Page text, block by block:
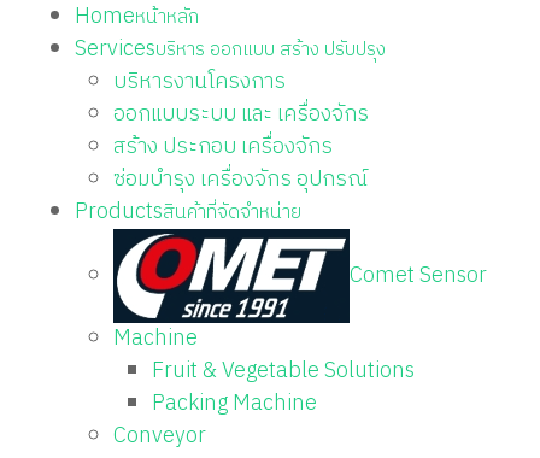
Homeหน้าหลัก
Servicesบริหาร ออกแบบ สร้าง ปรับปรุง
บริหารงานโครงการ
ออกแบบระบบ และ เครื่องจักร
สร้าง ประกอบ เครื่องจักร
ซ่อมบำรุง เครื่องจักร อุปกรณ์
Productsสินค้าที่จัดจำหน่าย
Comet Sensor
Machine
Fruit & Vegetable Solutions
Packing Machine
Conveyor